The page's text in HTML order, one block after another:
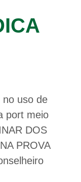
no uso de
port meio
DOS
PROVA